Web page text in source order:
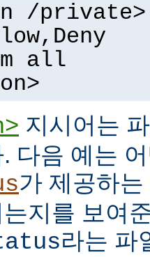
/private>
all
지시어는
다음 예는
가 제공하
지를 보여
라는 파